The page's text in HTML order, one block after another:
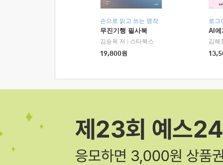
손으로 읽고 쓰는 명작
무진기행 필사북
김승옥 저
스타북스
19,800원
로그
AI에
김혜